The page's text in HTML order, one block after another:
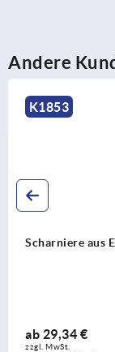
Andere
K1853
Scharniere aus
ab 29,34 €
zzgl. MwSt.